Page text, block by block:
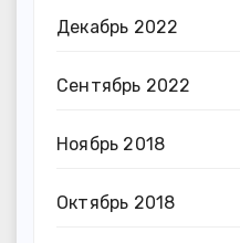
Декабрь 2022
Сентябрь 2022
Ноябрь 2018
Октябрь 2018